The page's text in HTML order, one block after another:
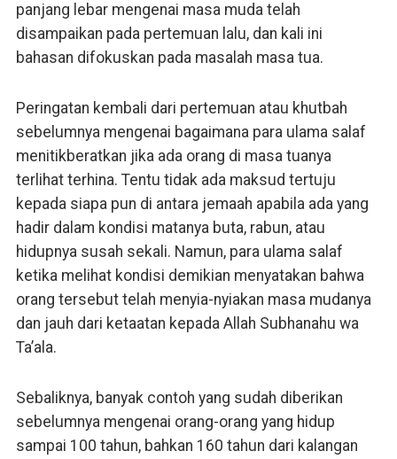
panjang lebar mengenai masa muda telah
disampaikan pada pertemuan lalu, dan kali ini
bahasan difokuskan pada masalah masa tua.
Peringatan kembali dari pertemuan atau khutbah
sebelumnya mengenai bagaimana para ulama salaf
menitikberatkan jika ada orang di masa tuanya
terlihat terhina. Tentu tidak ada maksud tertuju
kepada siapa pun di antara jemaah apabila ada yang
hadir dalam kondisi matanya buta, rabun, atau
hidupnya susah sekali. Namun, para ulama salaf
ketika melihat kondisi demikian menyatakan bahwa
orang tersebut telah menyia-nyiakan masa mudanya
dan jauh dari ketaatan kepada Allah Subhanahu wa
Ta’ala.
Sebaliknya, banyak contoh yang sudah diberikan
sebelumnya mengenai orang-orang yang hidup
sampai 100 tahun, bahkan 160 tahun dari kalangan